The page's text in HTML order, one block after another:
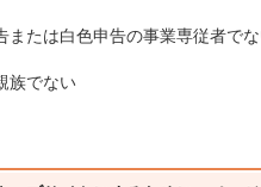
または白色申告の事業専従者で
族でない